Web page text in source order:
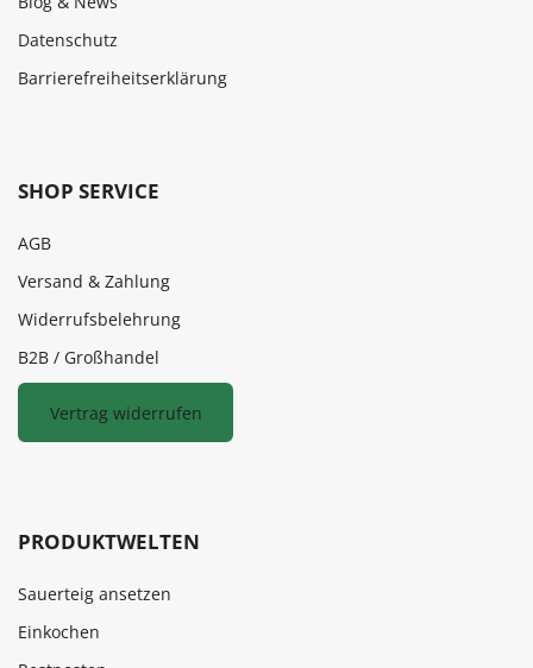
Datenschutz
Barrierefreiheitserklärung
SHOP SERVICE
AGB
Versand & Zahlung
Widerrufsbelehrung
B2B / Großhandel
Vertrag widerrufen
PRODUKTWELTEN
Sauerteig ansetzen
Einkochen